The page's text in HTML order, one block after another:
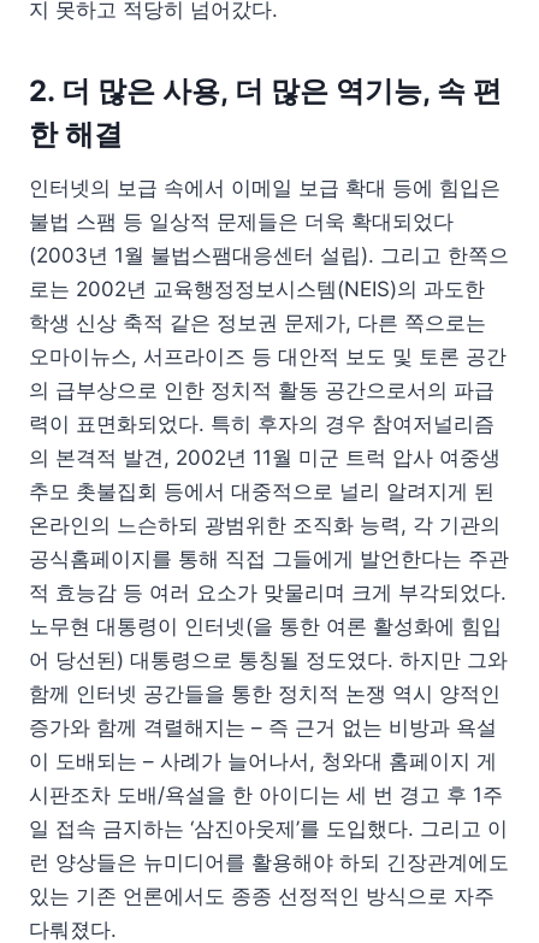
지 못하고 적당히 넘어갔다.
2. 더 많은 사용, 더 많은 역기능, 속 편
한 해결
인터넷의 보급 속에서 이메일 보급 확대 등에 힘입은
불법 스팸 등 일상적 문제들은 더욱 확대되었다
(2003년 1월 불법스팸대응센터 설립). 그리고 한쪽으
로는 2002년 교육행정정보시스템(NEIS)의 과도한
학생 신상 축적 같은 정보권 문제가, 다른 쪽으로는
오마이뉴스, 서프라이즈 등 대안적 보도 및 토론 공간
의 급부상으로 인한 정치적 활동 공간으로서의 파급
력이 표면화되었다. 특히 후자의 경우 참여저널리즘
의 본격적 발견, 2002년 11월 미군 트럭 압사 여중생
추모 촛불집회 등에서 대중적으로 널리 알려지게 된
온라인의 느슨하되 광범위한 조직화 능력, 각 기관의
공식홈페이지를 통해 직접 그들에게 발언한다는 주관
적 효능감 등 여러 요소가 맞물리며 크게 부각되었다.
노무현 대통령이 인터넷(을 통한 여론 활성화에 힘입
어 당선된) 대통령으로 통칭될 정도였다. 하지만 그와
함께 인터넷 공간들을 통한 정치적 논쟁 역시 양적인
증가와 함께 격렬해지는 – 즉 근거 없는 비방과 욕설
이 도배되는 – 사례가 늘어나서, 청와대 홈페이지 게
시판조차 도배/욕설을 한 아이디는 세 번 경고 후 1주
일 접속 금지하는 ‘삼진아웃제’를 도입했다. 그리고 이
런 양상들은 뉴미디어를 활용해야 하되 긴장관계에도
있는 기존 언론에서도 종종 선정적인 방식으로 자주
다뤄졌다.